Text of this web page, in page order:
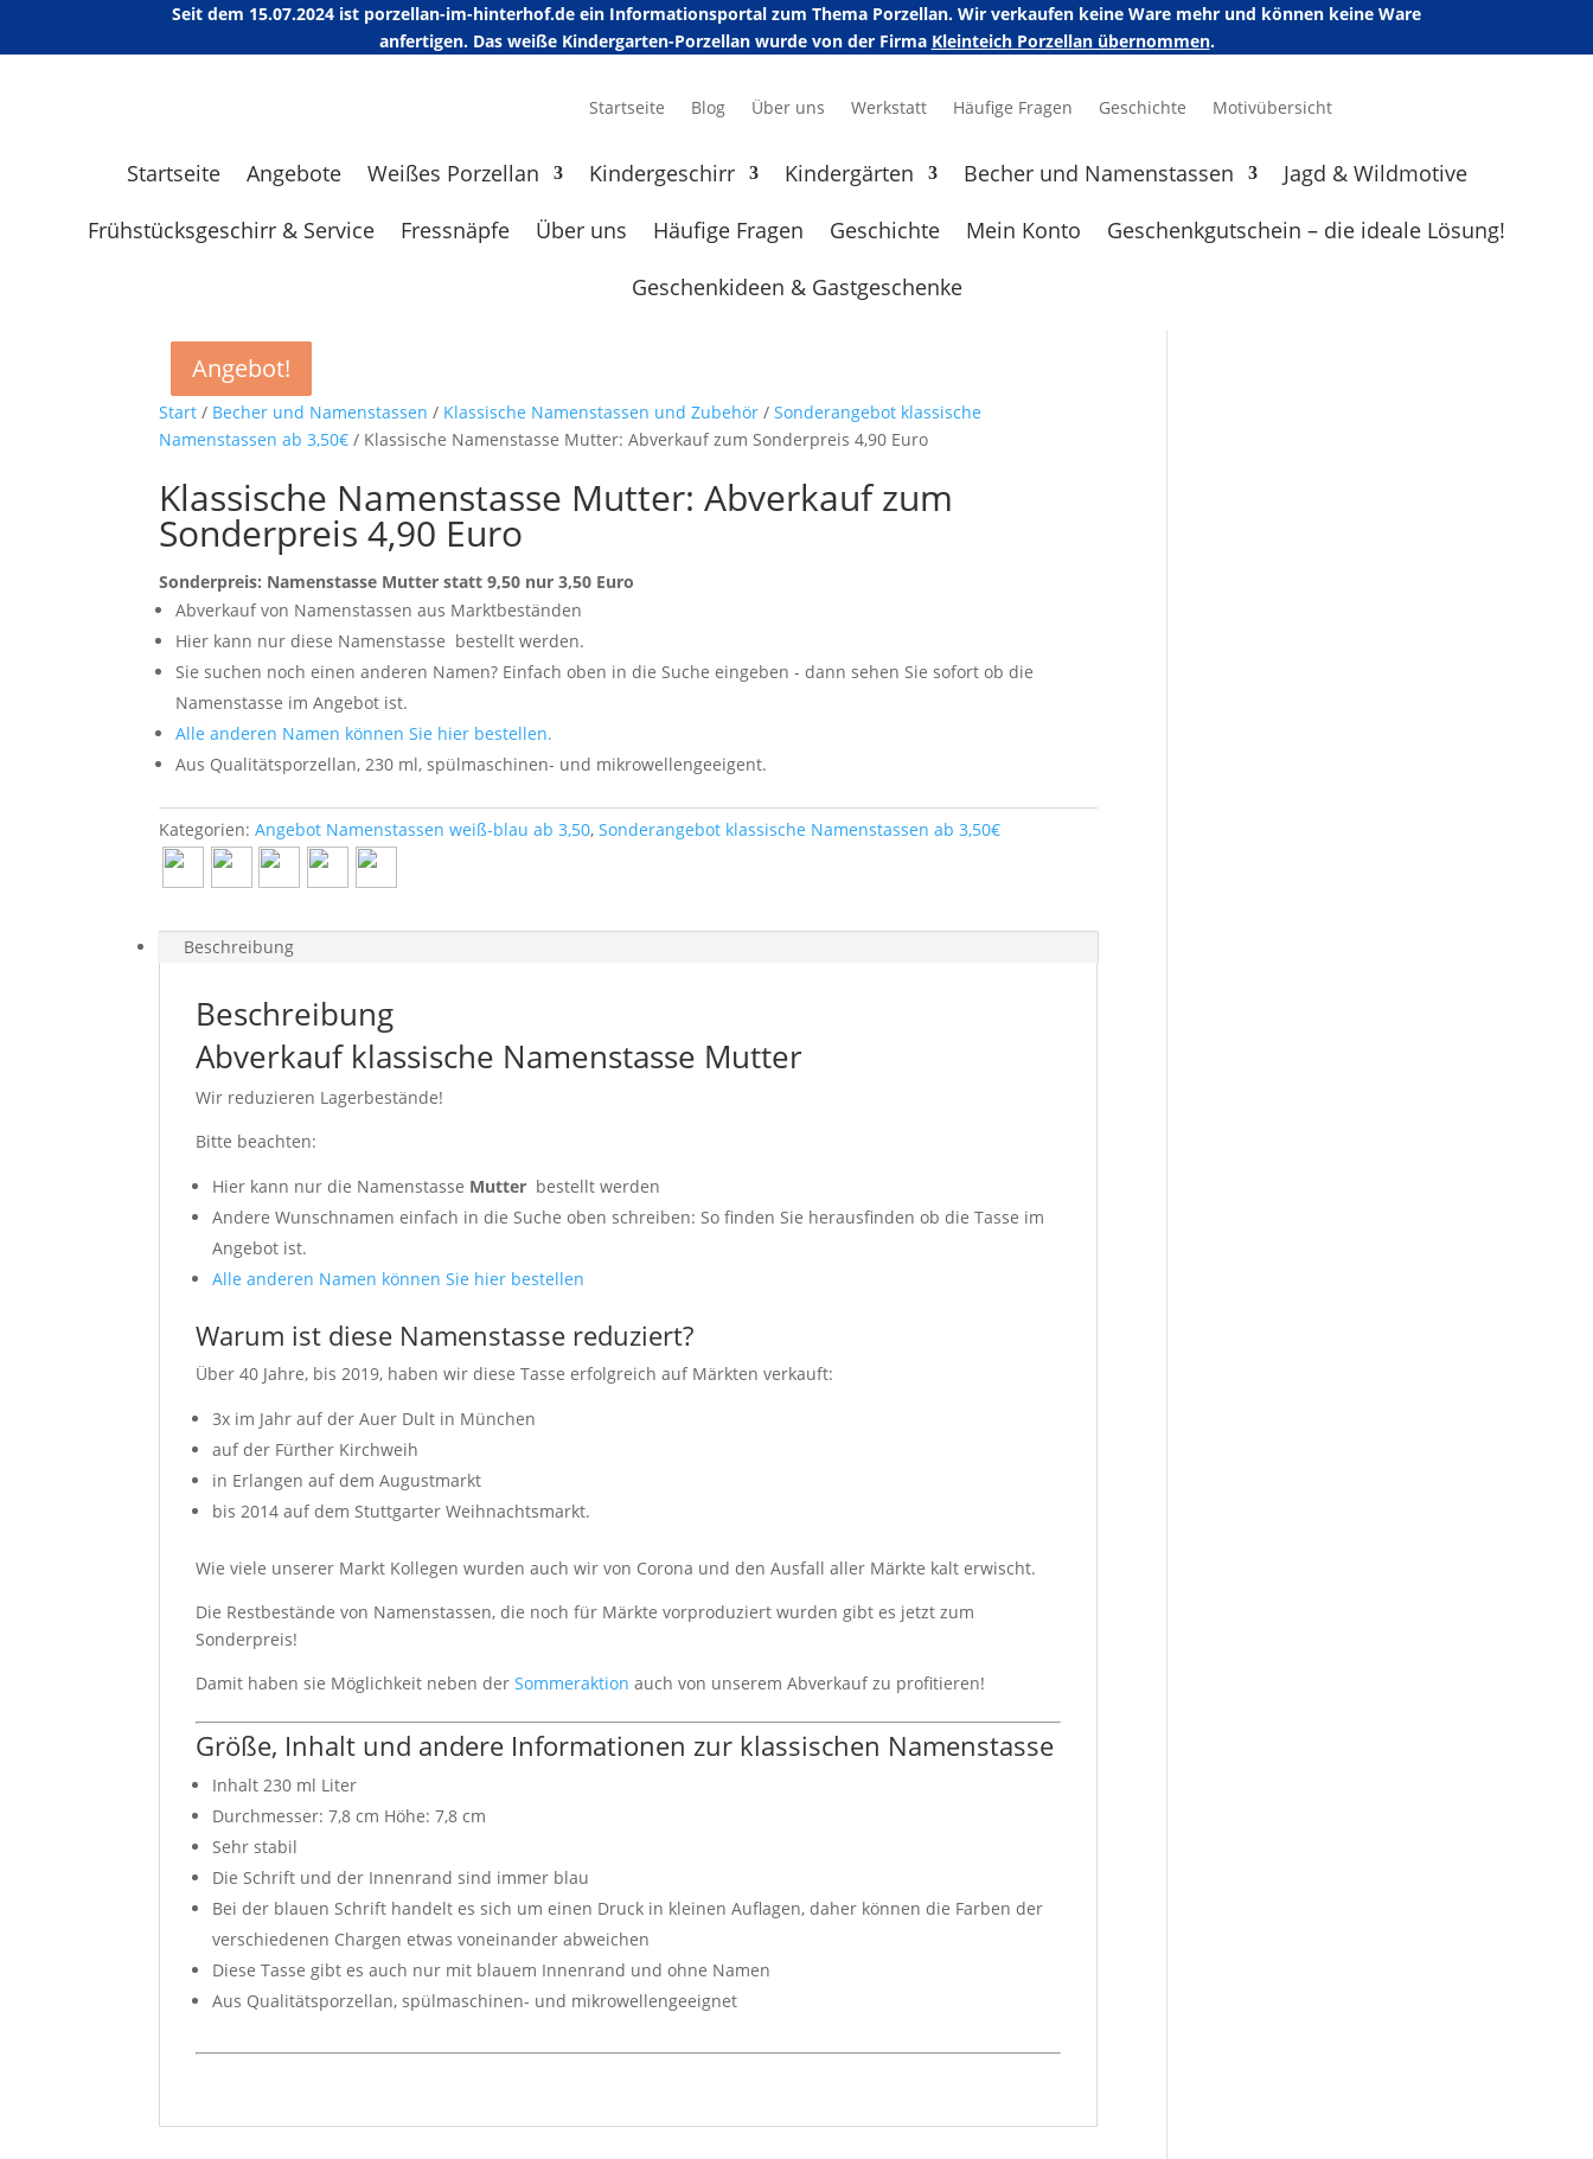
Seit dem 15.07.2024 ist porzellan-im-hinterhof.de ein Informationsportal zum Thema Porzellan. Wir verkaufen keine Ware mehr und können keine Ware
anfertigen. Das weiße Kindergarten-Porzellan wurde von der Firma Kleinteich Porzellan übernommen.
Startseite Blog Über uns Werkstatt Häufige Fragen Geschichte Motivübersicht
Startseite Angebote Weißes Porzellan Kindergeschirr Kindergärten Becher und Namenstassen
Jagd & Wildmotive
Frühstücksgeschirr & Service
Fressnäpfe Über uns Häufige Fragen Geschichte Mein Konto
Geschenkgutschein – die ideale Lösung!
Geschenkideen & Gastgeschenke
Start / Becher und Namenstassen / Klassische Namenstassen und Zubehör /Sonderangebot klassische
Namenstassen ab 3,50€ / Klassische Namenstasse Mutter: Abverkauf zum Sonderpreis 4,90 Euro
Angebot!
Klassische Namenstasse Mutter: Abverkauf zum
Sonderpreis 4,90 Euro
Sonderpreis: Namenstasse Mutter statt 9,50 nur 3,50 Euro
Abverkauf von Namenstassen aus Marktbeständen
Hier kann nur diese Namenstasse bestellt werden.
Sie suchen noch einen anderen Namen? Einfach oben in die Suche eingeben - dann sehen Sie sofort ob die
Namenstasse im Angebot ist.
Alle anderen Namen können Sie hier bestellen.
Aus Qualitätsporzellan, 230 ml, spülmaschinen- und mikrowellengeeigent.
Kategorien:Angebot Namenstassen weiß-blau ab 3,50,Sonderangebot klassische Namenstassen ab 3,50€
Beschreibung
Beschreibung
Abverkauf klassische Namenstasse Mutter
Wir reduzieren Lagerbestände!
Bitte beachten:
Hier kann nur die Namenstasse Mutter bestellt werden
Andere Wunschnamen einfach in die Suche oben schreiben: So finden Sie herausfinden ob die Tasse im
Angebot ist.
Alle anderen Namen können Sie hier bestellen
Warum ist diese Namenstasse reduziert?
Über 40 Jahre, bis 2019, haben wir diese Tasse erfolgreich auf Märkten verkauft:
3x im Jahr auf der Auer Dult in München
auf der Fürther Kirchweih
in Erlangen auf dem Augustmarkt
bis 2014 auf dem Stuttgarter Weihnachtsmarkt.
Wie viele unserer Markt Kollegen wurden auch wir von Corona und den Ausfall aller Märkte kalt erwischt.
Die Restbestände von Namenstassen, die noch für Märkte vorproduziert wurden gibt es jetzt zum
Sonderpreis!
Damit haben sie Möglichkeit neben derSommeraktion auch von unserem Abverkauf zu profitieren!
Größe, Inhalt und andere Informationen zur klassischen Namenstasse
Inhalt 230 ml Liter
Durchmesser: 7,8 cm Höhe: 7,8 cm
Sehr stabil
Die Schrift und der Innenrand sind immer blau
Bei der blauen Schrift handelt es sich um einen Druck in kleinen Auflagen, daher können die Farben der
verschiedenen Chargen etwas voneinander abweichen
Diese Tasse gibt es auch nur mit blauem Innenrand und ohne Namen
Aus Qualitätsporzellan, spülmaschinen- und mikrowellengeeignet
Angebot!
Angebot!
Angebot!